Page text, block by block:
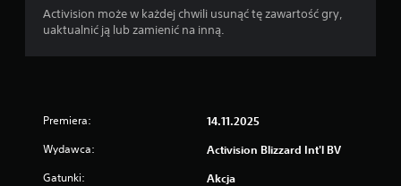
Activision może w każdej chwili usunąć tę zawartość gry,
uaktualnić ją lub zamienić na inną.
Premiera: 14.11.2025
Wydawca: Activision Blizzard Int'l BV
Gatunki: Akcja